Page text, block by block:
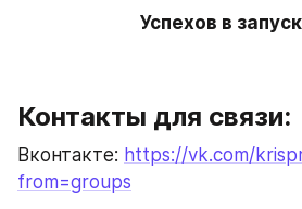
Успехов в
Контакты для связи:
Вконтакте: https://vk.com/
from=groups